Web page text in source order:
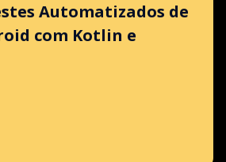
Automatizados de
com Kotlin e